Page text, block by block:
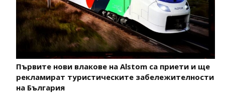
Първите нови влакове на Alstom са приети и ще
рекламират туристическите забележителности
на България